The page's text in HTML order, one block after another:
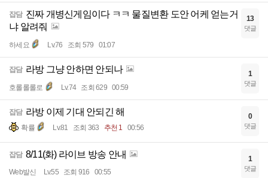
잡담 진짜 개병신게임이다 ㅋㅋ 물질변환 도안 어케 얻는거
냐 알려줘
하세요 Lv.76 조회 579 01:07
13
댓글
잡담 라방 그냥 안하면 안되나
호롤롤롤로 Lv.74 조회 629 00:59
1
댓글
잡담 라방 이제 기대 안되긴 해
확률 Lv.81 조회 363 추천 1 00:56
0
댓글
잡담 8/11(화) 라이브 방송 안내
Web발신 Lv.55 조회 916 00:55
1
댓글